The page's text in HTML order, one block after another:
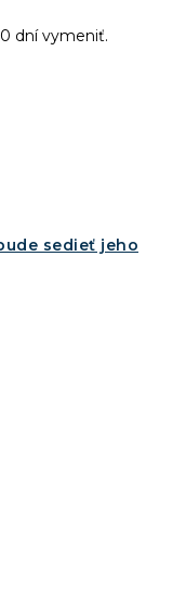
dní vymeniť.
sedieť jeho